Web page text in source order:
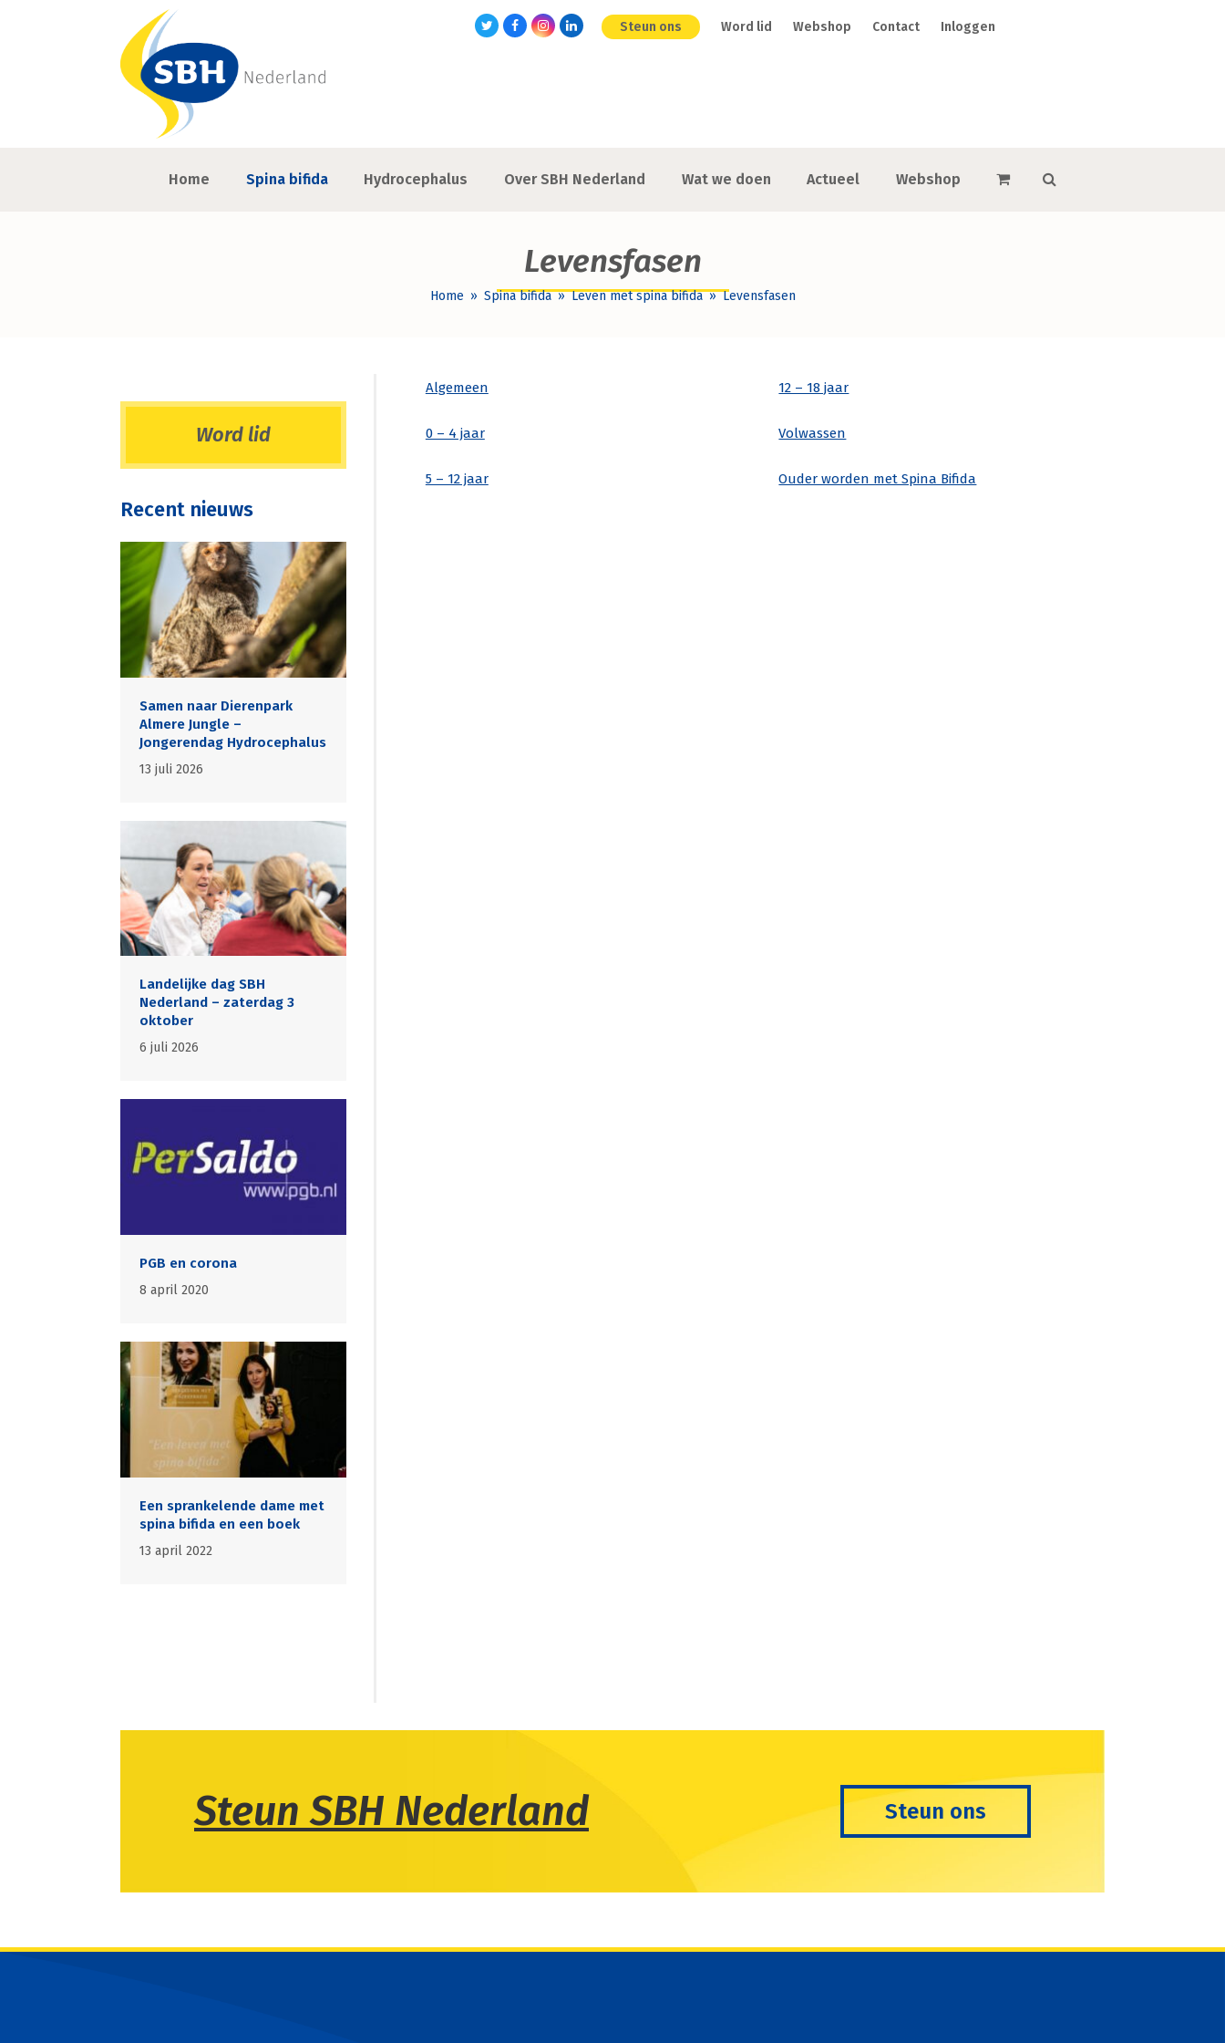
TwitterFacebookInstagram
LinkedIn Steun ons Word lid Webshop Contact Inloggen
Home Spina bifida Hydrocephalus Over SBH Nederland Wat we doen Actueel Webshop
Levensfasen
Home » Spina bifida»Leven met spina bifida»Levensfasen
Algemeen
0 – 4 jaar
5 – 12 jaar
12 – 18 jaar
Volwassen
Ouder worden met Spina Bifida
Word lid
Recent nieuws
Samen naar Dierenpark
Almere Jungle –
Jongerendag Hydrocephalus
13 juli 2026
Landelijke dag SBH
Nederland – zaterdag 3
oktober
6 juli 2026
PGB en corona
8 april 2020
Een sprankelende dame met
spina bifida en een boek
13 april 2022
Steun SBH Nederland Steun ons